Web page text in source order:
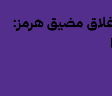
مضيق هرمز: